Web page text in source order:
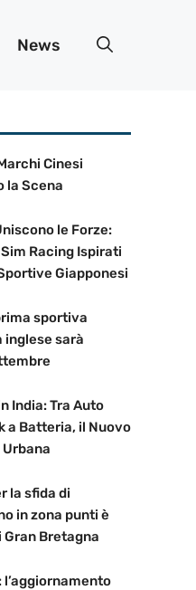
News
Cinesi
la Scena
le Forze:
Racing Ispirati
Giapponesi
sportiva
sarà
India: Tra Auto
a Batteria, il Nuovo
la sfida di
in zona punti è
Gran Bretagna
l’aggiornamento